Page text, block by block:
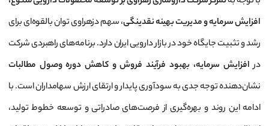
افزایش سرمایه و مدیریت بهینه نقدینگی، سهم دزهراوی توان بالقوه‌ای برای
رشد و تثبیت جایگاه خود در بازار دارویی ایران دارد. برنامه‌های راهبردی شرکت
در افزایش سرمایه، بهبود فرآیند فروش و کاهش دوره وصول مطالبات
نشان‌دهنده توجه جدی به سودآوری پایدار و ارتقای ارزش سهامداران است. با
ادامه این روند و بهره‌گیری از فرصت‌های صادراتی و توسعه خطوط تولید،